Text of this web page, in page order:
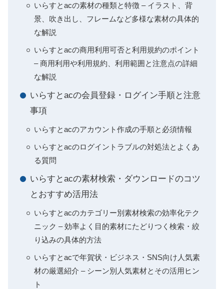
いらすとacの素材の種類と特徴 – イラスト、背
景、吹き出し、フレームなど多様な素材の具体的
な解説
いらすとacの商用利用可否と利用規約のポイント
– 商用利用や利用規約、利用範囲と注意点の詳細
な解説
いらすとacの会員登録・ログイン手順と注意
事項
いらすとacのアカウント作成の手順と必須情報
いらすとacのログイントラブルの対処法とよくあ
る質問
いらすとacの素材検索・ダウンロードのコツ
とおすすめ活用法
いらすとacのカテゴリー別素材検索の効率化テク
ニック – 効率よく目的素材にたどりつく検索・絞
り込みの具体的方法
いらすとacで年賀状・ビジネス・SNS向け人気素
材の厳選紹介 – シーン別人気素材とその活用ヒン
ト